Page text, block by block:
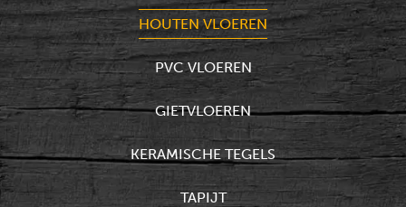
HOUTEN VLOEREN
PVC VLOEREN
GIETVLOEREN
KERAMISCHE TEGELS
TAPIJT